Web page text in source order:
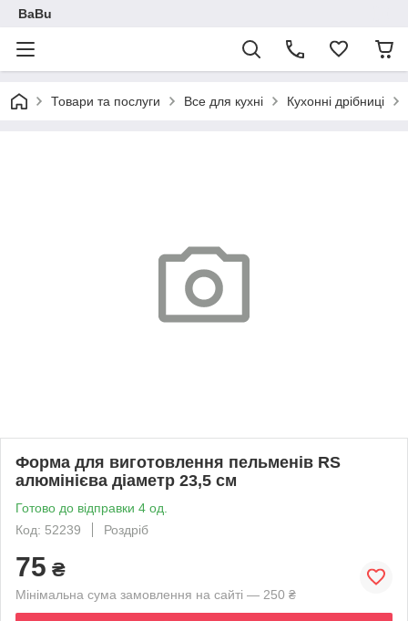
BaBu
Товари та послуги Все для кухні Кухонні дрібниці
Форма для виготовлення пельменів RS
алюмінієва діаметр 23,5 см
Готово до відправки 4 од.
Код: 52239
Роздріб
75 ₴
Мінімальна сума замовлення на сайті — 250 ₴